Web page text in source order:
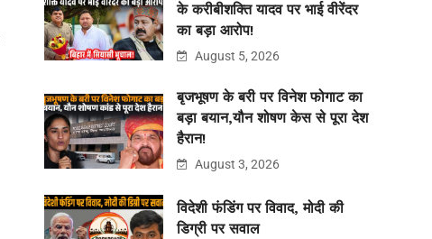
के करीबीशक्ति यादव पर भाई वीरेंदर
का बड़ा आरोप!
August 5, 2026
बृजभूषण के बरी पर विनेश फोगाट का
बड़ा बयान,यौन शोषण केस से पूरा देश
हैरान!
August 3, 2026
विदेशी फंडिंग पर विवाद, मोदी की
डिग्री पर सवाल